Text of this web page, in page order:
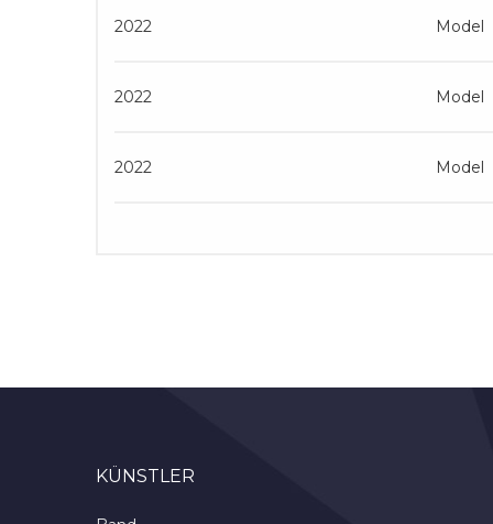
2022 Model
2022 Model
2022 Model
KÜNSTLER